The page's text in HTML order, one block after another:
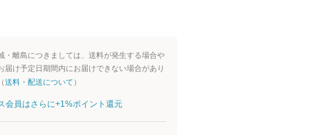
・離島につきましては、送料が発生する場合や
届け予定日期間内にお届けできない場合があり
送料・配送について ）
会員はさらに+1%ポイント還元